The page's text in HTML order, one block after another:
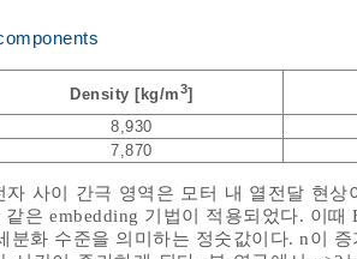
Density [kg/m3]
8,930
7,870
자 사이 간극 영역은 모터 내 열전달 현
같은 embedding 기법이 적용되었다. 이
분화 수준을 의미하는 정숫값이다. n이